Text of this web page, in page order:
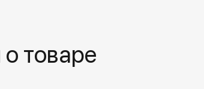
товаре